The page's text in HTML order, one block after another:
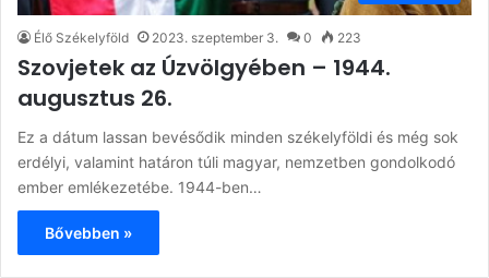
Élő Székelyföld 2023. szeptember 3. 0 223
Szovjetek az Úzvölgyében – 1944.
augusztus 26.
Ez a dátum lassan bevésődik minden székelyföldi és még sok
erdélyi, valamint határon túli magyar, nemzetben gondolkodó
ember emlékezetébe. 1944-ben…
Bővebben »